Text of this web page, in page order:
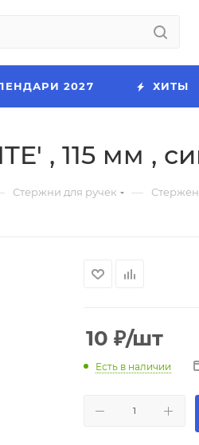
2027 ХИТЫ
, 115 мм ,
Стержни для ручек —
10 ₽/шт
Есть в наличии